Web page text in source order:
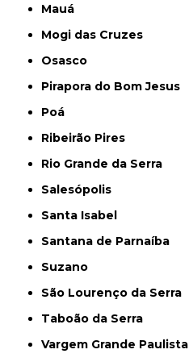
Mauá
Mogi das Cruzes
Osasco
Pirapora do Bom Jesus
Poá
Ribeirão Pires
Rio Grande da Serra
Salesópolis
Santa Isabel
Santana de Parnaíba
Suzano
São Lourenço da Serra
Taboão da Serra
Vargem Grande Paulista